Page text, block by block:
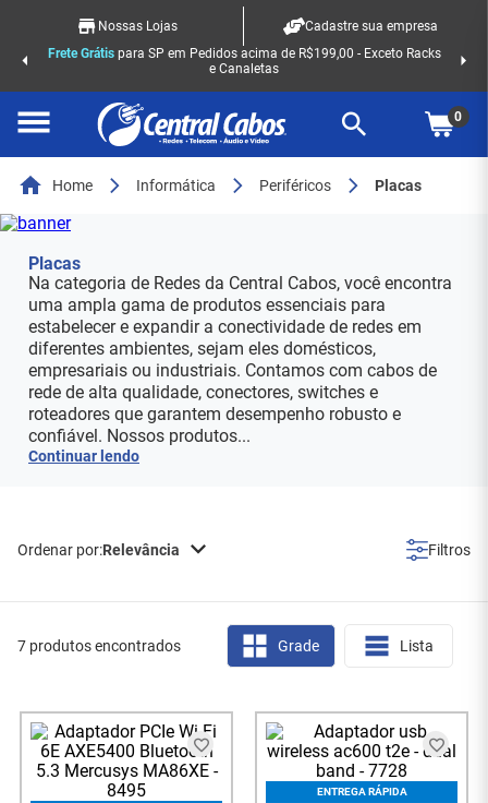
Nossas Lojas
Cadastre sua empresa
Frete Grátispara SP em Pedidos acima de R$199,00 - Exceto Racks
e Canaletas
0
Home Informática Periféricos Placas
Placas
Na categoria de Redes da Central Cabos, você encontra
uma ampla gama de produtos essenciais para
estabelecer e expandir a conectividade de redes em
diferentes ambientes, sejam eles domésticos,
empresariais ou industriais. Contamos com cabos de
rede de alta qualidade, conectores, switches e
roteadores que garantem desempenho robusto e
confiável. Nossos produtos...
Continuar lendo
Relevância
7 produtos encontrados Grade Lista
ENTREGA RÁPIDA